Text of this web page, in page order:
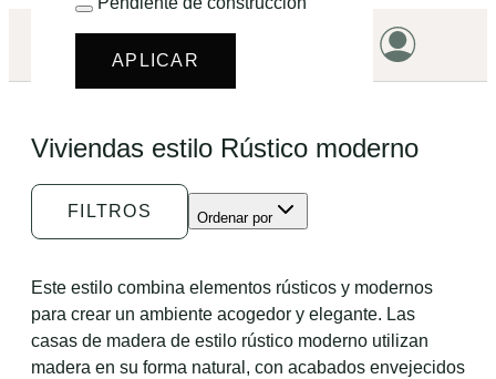
VIVIENDAS
PROYECTOS
PRECIOS
Viviendas estilo Rústico moderno
FILTROS Ordenar por
Este estilo combina elementos rústicos y modernos
para crear un ambiente acogedor y elegante. Las
casas de madera de estilo rústico moderno utilizan
madera en su forma natural, con acabados envejecidos
APLICAR